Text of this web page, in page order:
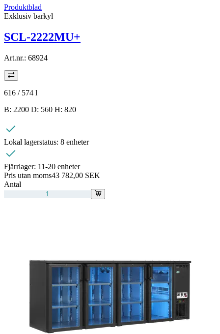
Produktblad
Exklusiv barkyl
SCL-2222MU+
Art.nr.: 68924
616 / 574 l
B: 2200 D: 560 H: 820
Lokal lagerstatus: 8 enheter
Fjärrlager: 11-20 enheter
Pris utan moms43 782,00 SEK
Antal